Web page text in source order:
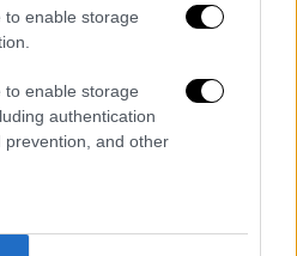
to enable storage
to enable storage
authentication
and other
on Instagram